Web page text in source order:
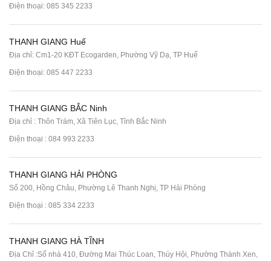
Điện thoại: 085 345 2233
THANH GIANG Huế
Địa chỉ: Cm1-20 KĐT Ecogarden, Phường Vỹ Dạ, TP Huế
Điện thoại: 085 447 2233
THANH GIANG BẮC Ninh
Địa chỉ : Thôn Trám, Xã Tiên Lục, Tỉnh Bắc Ninh
Điện thoại : 084 993 2233
THANH GIANG HẢI PHÒNG
Số 200, Hồng Châu, Phường Lê Thanh Nghị, TP Hải Phòng
Điện thoại : 085 334 2233
THANH GIANG HÀ TĨNH
Địa Chỉ :Số nhà 410, Đường Mai Thúc Loan, Thúy Hội, Phường Thành Xen,